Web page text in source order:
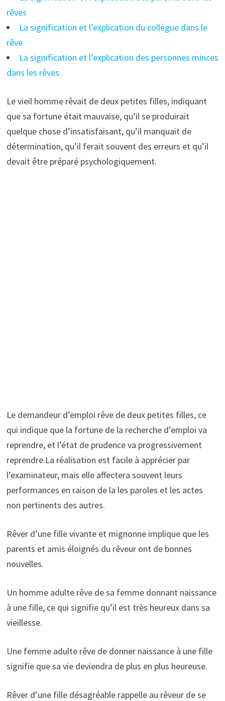
rêves
La signification et l’explication du collègue dans le
rêve
La signification et l’explication des personnes minces
dans les rêves
Le vieil homme rêvait de deux petites filles, indiquant
que sa fortune était mauvaise, qu’il se produirait
quelque chose d’insatisfaisant, qu’il manquait de
détermination, qu’il ferait souvent des erreurs et qu’il
devait être préparé psychologiquement.
Le demandeur d’emploi rêve de deux petites filles, ce
qui indique que la fortune de la recherche d’emploi va
reprendre, et l’état de prudence va progressivement
reprendre.La réalisation est facile à apprécier par
l’examinateur, mais elle affectera souvent leurs
performances en raison de la les paroles et les actes
non pertinents des autres.
Rêver d’une fille vivante et mignonne implique que les
parents et amis éloignés du rêveur ont de bonnes
nouvelles.
Un homme adulte rêve de sa femme donnant naissance
à une fille, ce qui signifie qu’il est très heureux dans sa
vieillesse.
Une femme adulte rêve de donner naissance à une fille
signifie que sa vie deviendra de plus en plus heureuse.
Rêver d’une fille désagréable rappelle au rêveur de se